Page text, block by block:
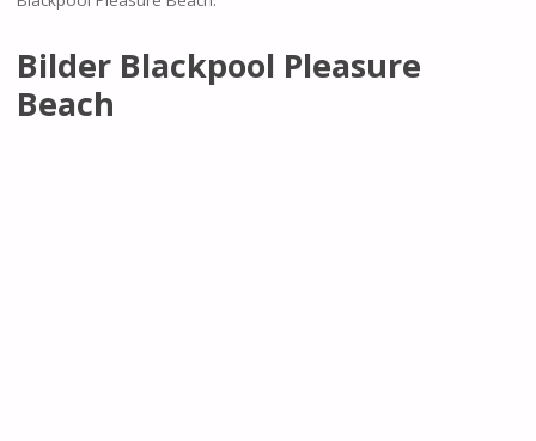
Bilder Blackpool Pleasure
Beach